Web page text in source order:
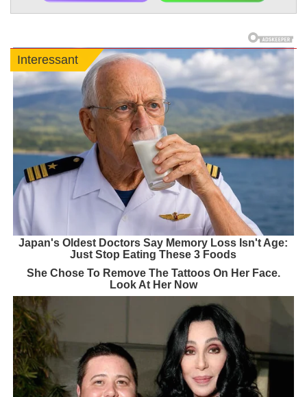
Interessant
Japan's Oldest Doctors Say Memory Loss Isn't Age:
Just Stop Eating These 3 Foods
She Chose To Remove The Tattoos On Her Face.
Look At Her Now